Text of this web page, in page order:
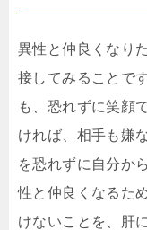
異性と仲良くなり
接してみることで
も、恐れずに笑顔
ければ、相手も嫌
を恐れずに自分か
性と仲良くなるた
けないことを、肝